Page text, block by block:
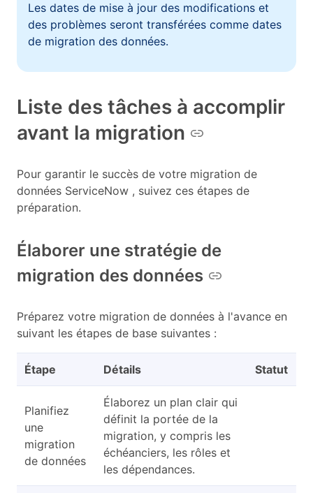
Les dates de mise à jour des modifications et
des problèmes seront transférées comme dates
de migration des données.
Liste des tâches à accomplir
avant la migration
Pour garantir le succès de votre migration de
données ServiceNow , suivez ces étapes de
préparation.
Élaborer une stratégie de
migration des données
Préparez votre migration de données à l'avance en
suivant les étapes de base suivantes :
Étape Détails Statut
Planifiez
une
migration
de données
Élaborez un plan clair qui
définit la portée de la
migration, y compris les
échéanciers, les rôles et
les dépendances.